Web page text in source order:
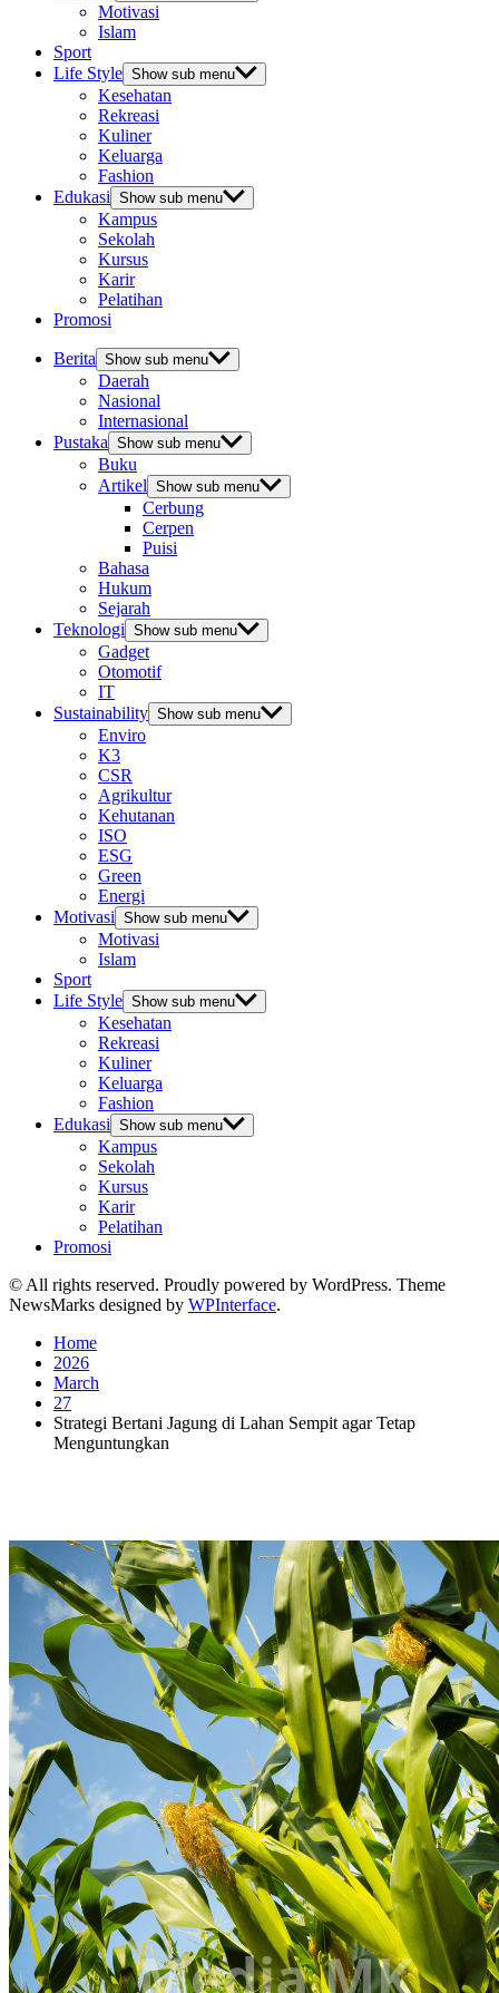
Motivasi
Islam
Sport
Life Style Show sub menu
Kesehatan
Rekreasi
Kuliner
Keluarga
Fashion
Edukasi Show sub menu
Kampus
Sekolah
Kursus
Karir
Pelatihan
Promosi
Berita Show sub menu
Daerah
Nasional
Internasional
Pustaka Show sub menu
Buku
Artikel Show sub menu
Cerbung
Cerpen
Puisi
Bahasa
Hukum
Sejarah
Teknologi Show sub menu
Gadget
Otomotif
IT
Sustainability Show sub menu
Enviro
K3
CSR
Agrikultur
Kehutanan
ISO
ESG
Green
Energi
Motivasi Show sub menu
Motivasi
Islam
Sport
Life Style Show sub menu
Kesehatan
Rekreasi
Kuliner
Keluarga
Fashion
Edukasi Show sub menu
Kampus
Sekolah
Kursus
Karir
Pelatihan
Promosi
© All rights reserved. Proudly powered by WordPress. Theme
NewsMarks designed by WPInterface.
Home
2026
March
27
Strategi Bertani Jagung di Lahan Sempit agar Tetap
Menguntungkan